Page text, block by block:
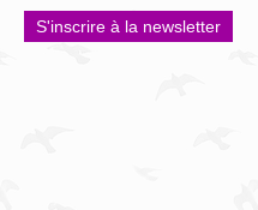
S'inscrire à la newsletter